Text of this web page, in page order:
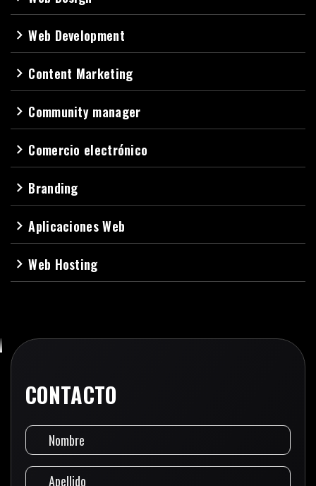
navigate_nextWeb Development
navigate_next Content Marketing
navigate_next Community manager
navigate_next Comercio electrónico
navigate_next Branding
navigate_nextAplicaciones Web
navigate_nextWeb Hosting
CONTACTO